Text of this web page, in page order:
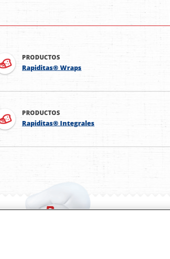
PRODUCTOS
Rapiditas® Wraps
PRODUCTOS
Rapiditas® Integrales